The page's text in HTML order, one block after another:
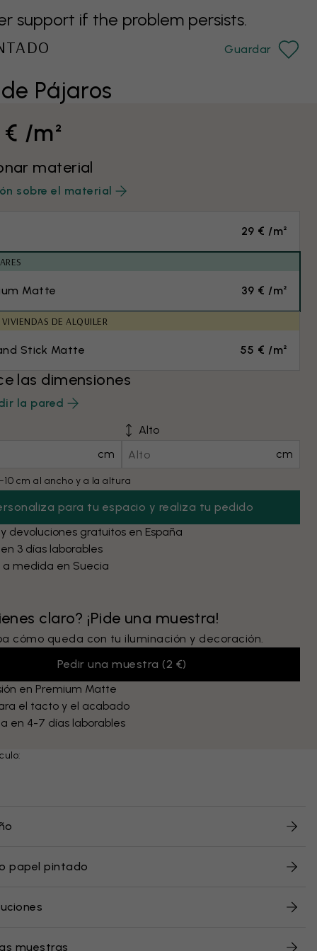
support if the problem persists.
Pájaros
Guardar
/m²
material
sobre el material
29 € /m²
Matte 39 € /m²
DE ALQUILER
Stick Matte 55 € /m²
las dimensiones
la pared
cm
Alto
cm
cm al ancho y a la altura
para tu espacio y realiza tu pedido
y devoluciones gratuitos en España
en 3 días laborables
a medida en Suecia
claro? ¡Pide una muestra!
cómo queda con tu iluminación y decoración.
Pedir una muestra (2 €)
en Premium Matte
el tacto y el acabado
en 4-7 días laborables
papel pintado
muestras